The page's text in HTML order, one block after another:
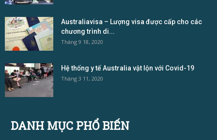
Australiavisa – Lượng visa được cấp cho các
chương trình di...
Tháng 9 18, 2020
Hệ thống y tế Australia vật lộn với Covid-19
Tháng 3 11, 2020
DANH MỤC PHỔ BIẾN